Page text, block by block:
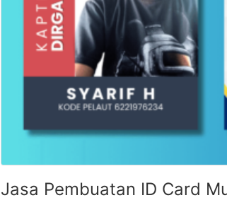
Jasa Pembuatan ID Card